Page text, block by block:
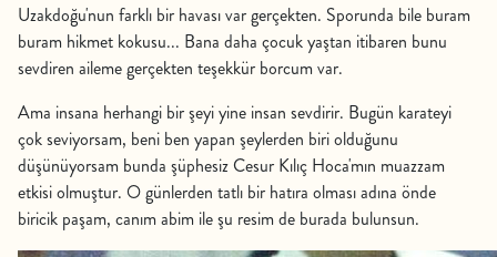
Uzakdoğu'nun farklı bir havası var gerçekten. Sporunda bile buram
buram hikmet kokusu... Bana daha çocuk yaştan itibaren bunu
sevdiren aileme gerçekten teşekkür borcum var.
Ama insana herhangi bir şeyi yine insan sevdirir. Bugün karateyi
çok seviyorsam, beni ben yapan şeylerden biri olduğunu
düşünüyorsam bunda şüphesiz Cesur Kılıç Hoca'mın muazzam
etkisi olmuştur. O günlerden tatlı bir hatıra olması adına önde
biricik paşam, canım abim ile şu resim de burada bulunsun.